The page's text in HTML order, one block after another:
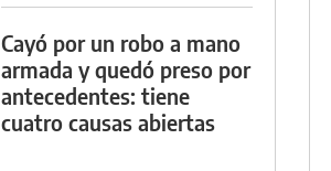
Cayó por un robo a mano
armada y quedó preso por
antecedentes: tiene
cuatro causas abiertas